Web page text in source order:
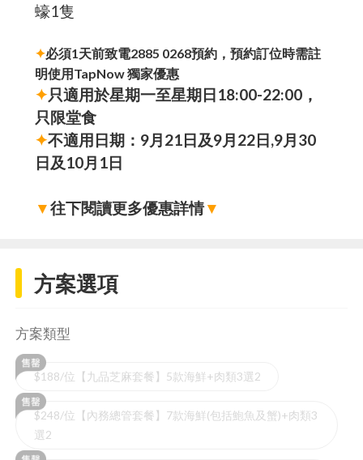
蠔1隻
✦必須1天前致電2885 0268預約，預約訂位時需註
明使用TapNow 獨家優惠
✦只適用於星期一至星期日18:00-22:00，
只限堂食
✦不適用日期：9月21日及9月22日,9月30
日及10月1日
▼往下閱讀更多優惠詳情▼
方案選項
方案類型
$188/位【九品芝麻套餐】5款海鮮+肉類3選2
$248/位【內務總管套餐】7款海鮮(包括鮑魚及蟹)+肉類3
選2